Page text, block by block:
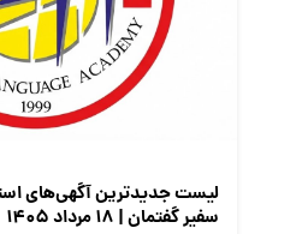
معرفی شرکت ها
معرفی متخصصان منابع انسانی
معرفی مشاغل
لیست جدیدترین آگهی‌های
سفیر گفتمان | ۱۸ مرداد ۱۴۰۵